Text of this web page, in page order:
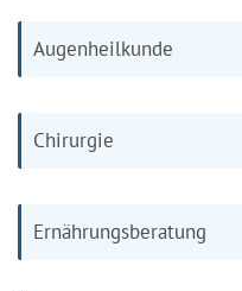
Augenheilkunde
Chirurgie
Ernährungsberatung